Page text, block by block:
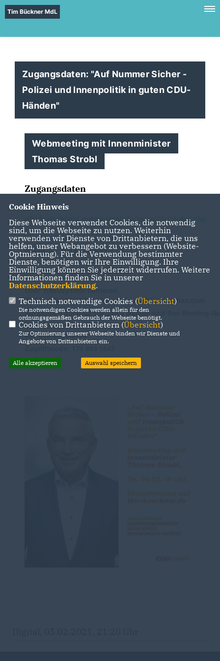
Tim Bückner MdL
Zugangsdaten: "Auf Nummer Sicher -
Polizei und Innenpolitik in guten CDU-
Händen"
Webmeeting mit Innenminister
Thomas Strobl
Zugangsdaten
cdudeutschland.webex.com/cdudeutschland-de/j.php
Meeting-Kennnummer: 174 893 1647
Passwort: 7pjUEJMKR23
Weitere Methoden zum Beitreten
Über Videosystem beitreten
Wählen Sie 1748931647@cdudeutschland.webex.com
Sie können auch 62.109.219.4 wählen und Ihre Meeting-
Über Telefon beitreten
+49-619-6781-9736
Cookie Hinweis
Diese Webseite verwendet Cookies, die notwendig
sind, um die Webseite zu nutzen. Weiterhin
verwenden wir Dienste von Drittanbietern, die uns
helfen, unser Webangebot zu verbessern (Website-
Optmierung). Für die Verwendung bestimmter
Dienste, benötigen wir Ihre Einwilligung. Ihre
Einwilligung können Sie jederzeit widerrufen. Weitere
Informationen finden Sie in unserer
Datenschutzerklärung.
Technisch notwendige Cookies (Übersicht)
Die notwendigen Cookies werden allein für den
ordnungsgemäßen Gebrauch der Webseite benötigt.
Cookies von Drittanbietern (Übersicht)
Zur Optimierung unserer Webseite binden wir Dienste und
Angebote von Drittanbietern ein.
Alle akzeptieren Auswahl speichern